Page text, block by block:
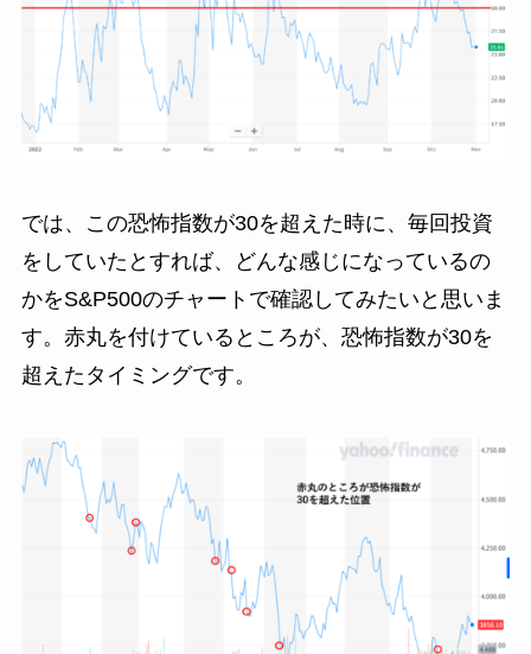
では、この恐怖指数が30を超えた時に、毎回投資
をしていたとすれば、どんな感じになっているの
かをS&P500のチャートで確認してみたいと思いま
す。赤丸を付けているところが、恐怖指数が30を
超えたタイミングです。